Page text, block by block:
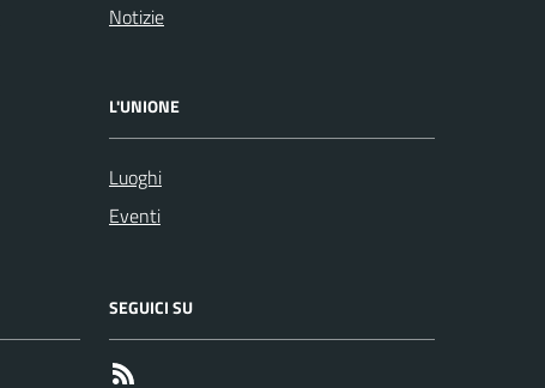
Notizie
L'UNIONE
Luoghi
Eventi
SEGUICI SU